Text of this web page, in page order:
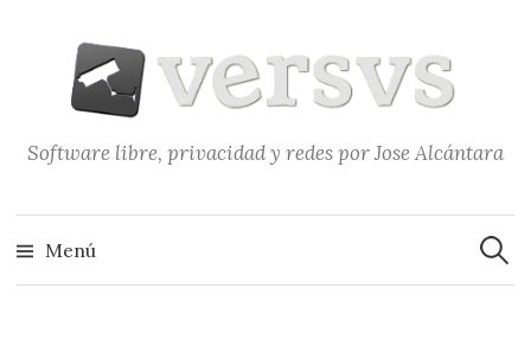
contenido
Software libre, privacidad y redes por Jose Alcántara
Menú